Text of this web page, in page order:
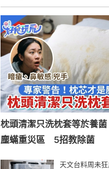
枕頭清潔只洗枕套等於養
塵蟎重災區 5招教除菌
天文台料周未